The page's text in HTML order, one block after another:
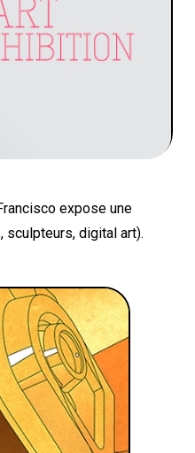
expose une
sculpteurs, digital art).